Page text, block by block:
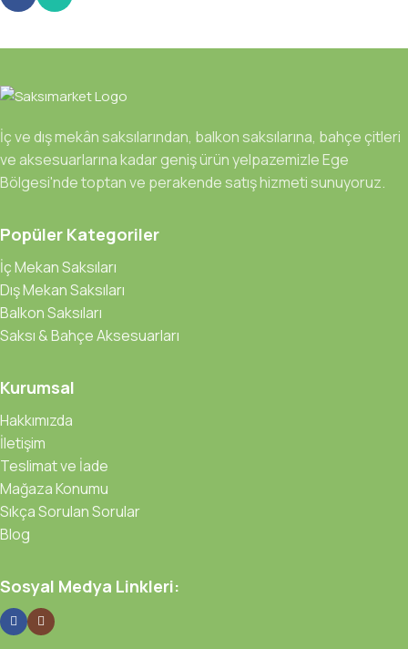
İç ve dış mekân saksılarından, balkon saksılarına, bahçe çitleri
ve aksesuarlarına kadar geniş ürün yelpazemizle Ege
Bölgesi'nde toptan ve perakende satış hizmeti sunuyoruz.
Popüler Kategoriler
İç Mekan Saksıları
Dış Mekan Saksıları
Balkon Saksıları
Saksı & Bahçe Aksesuarları
Kurumsal
Hakkımızda
İletişim
Teslimat ve İade
Mağaza Konumu
Sıkça Sorulan Sorular
Blog
Sosyal Medya Linkleri: